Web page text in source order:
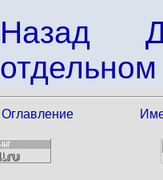
Назад
Оглавление